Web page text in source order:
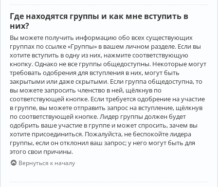
Где находятся группы и как мне вступить в
них?
Вы можете получить информацию обо всех существующих
группах по ссылке «Группы» в вашем личном разделе. Если вы
хотите вступить в одну из них, нажмите соответствующую
кнопку. Однако не все группы общедоступны. Некоторые могут
требовать одобрения для вступления в них, могут быть
закрытыми или даже скрытыми. Если группа общедоступна, то
вы можете запросить членство в ней, щёлкнув по
соответствующей кнопке. Если требуется одобрение на участие
в группе, вы можете отправить запрос на вступление, щёлкнув
по соответствующей кнопке. Лидер группы должен будет
одобрить ваше участие в группе и может спросить, зачем вы
хотите присоединиться. Пожалуйста, не беспокойте лидера
группы, если он отклонил ваш запрос; у него могут быть для
этого свои причины.
Вернуться к началу